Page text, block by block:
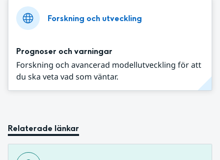
Forskning och utveckling
Prognoser och varningar
Forskning och avancerad modellutveckling för att
du ska veta vad som väntar.
Relaterade länkar